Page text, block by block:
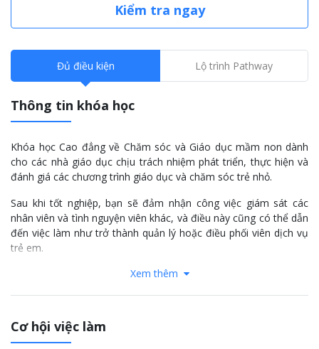
Kiểm tra ngay
Đủ điều kiện Lộ trình Pathway
Thông tin khóa học
Khóa học Cao đẳng về Chăm sóc và Giáo dục mầm non dành
cho các nhà giáo dục chịu trách nhiệm phát triển, thực hiện và
đánh giá các chương trình giáo dục và chăm sóc trẻ nhỏ.
Sau khi tốt nghiệp, bạn sẽ đảm nhận công việc giám sát các
nhân viên và tình nguyện viên khác, và điều này cũng có thể dẫn
đến việc làm như trở thành quản lý hoặc điều phối viên dịch vụ
trẻ em.
Nếu bạn đã hoàn thành Chứng chỉ III về Chăm sóc và Giáo dục
Sau khi hoàn thành khóa học này, bạn sẽ được trang bị các kỹ
năng và kiến ​​thức để thep đuổi công việc trong các lĩnh vực của
Xem thêm
Cơ hội việc làm